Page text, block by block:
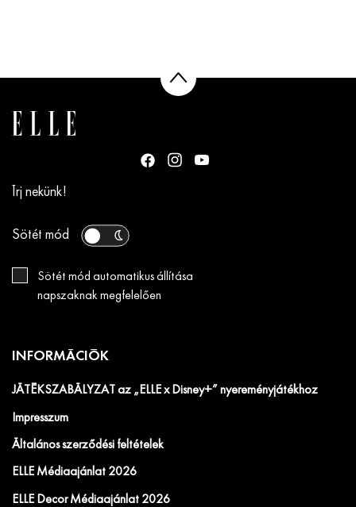
Írj nekünk!
Sötét mód
Sötét mód automatikus állítása
napszaknak megfelelően
INFORMÁCIÓK
JÁTÉKSZABÁLYZAT az „ELLE x Disney+” nyereményjátékhoz
Impresszum
Általános szerződési feltételek
ELLE Médiaajánlat 2026
ELLE Decor Médiaajánlat 2026